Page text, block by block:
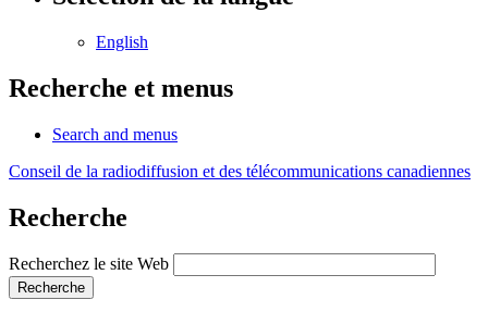
English
Recherche et menus
Search and menus
Conseil de la radiodiffusion et des télécommunications canadiennes
Recherche
Recherchez le site Web
Recherche